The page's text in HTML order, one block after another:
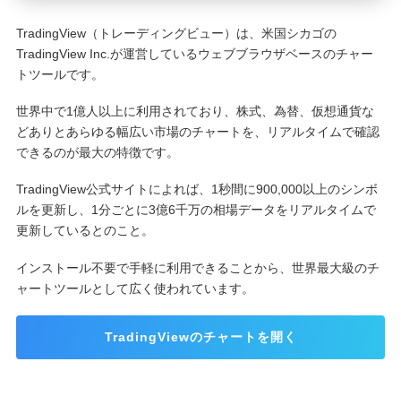
TradingView（トレーディングビュー）は、米国シカゴの
TradingView Inc.が運営しているウェブブラウザベースのチャー
トツールです。
世界中で1億人以上に利用されており、株式、為替、仮想通貨な
どありとあらゆる幅広い市場のチャートを、リアルタイムで確認
できるのが最大の特徴です。
TradingView公式サイトによれば、1秒間に900,000以上のシンボ
ルを更新し、1分ごとに3億6千万の相場データをリアルタイムで
更新しているとのこと。
インストール不要で手軽に利用できることから、世界最大級のチ
ャートツールとして広く使われています。
TradingViewのチャートを開く